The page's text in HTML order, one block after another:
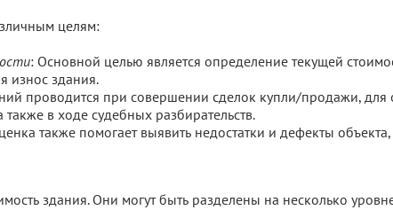
целям:
: Основной целью является определение текущей
износ здания.
проводится при совершении сделок купли/продажи,
также в ходе судебных разбирательств.
также помогает выявить недостатки и дефекты
здания. Они могут быть разделены на несколько